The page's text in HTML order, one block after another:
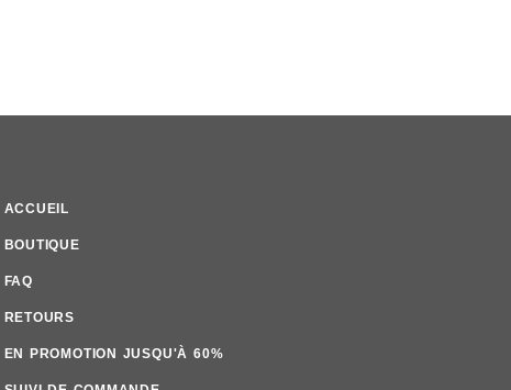
ACCUEIL
BOUTIQUE
FAQ
RETOURS
EN PROMOTION JUSQU'À 60%